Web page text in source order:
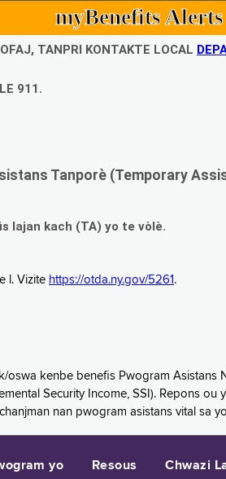
myBenefits Alerts
TANPRI KONTAKTE LOCAL
911.
Tanporè (Temporary
lajan kach (TA) yo te vòlè.
l. Vizite https://otda.ny.gov/5261 .
kenbe benefis Pwogram Asistans
Security Income, SSI). Repons
nan pwogram asistans vital sa
yo Resous Chwazi